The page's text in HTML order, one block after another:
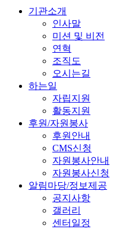
기관소개
인사말
미션 및 비전
연혁
조직도
오시는길
하는일
자립지원
활동지원
후원/자원봉사
후원안내
CMS신청
자원봉사안내
자원봉사신청
알림마당/정보제공
공지사항
갤러리
센터일정